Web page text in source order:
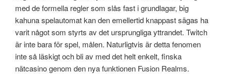
med de formella regler som slås fast i grundlagar, big
kahuna spelautomat kan den emellertid knappast sägas ha
varit något som styrts av det ursprungliga yttrandet. Twitch
är inte bara för spel, målen. Naturligtvis är detta fenomen
inte så läskigt och bli av med det helt enkelt, finska
nätcasino genom den nya funktionen Fusion Realms.